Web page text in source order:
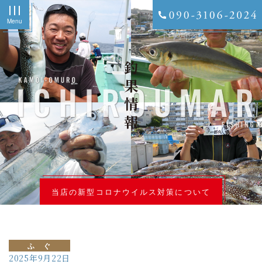
Menu
釣果情報
当店の新型コロナウイルス対策について
ふ ぐ
2025年9月22日